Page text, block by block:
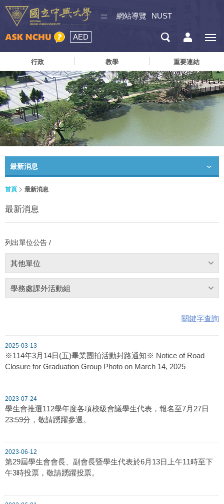
::: 網站導覽 NUST
AED
行政 教學 重要連結
最新消息
首頁 最新消息
最新消息
列出單位公告 /
其他單位
學務處課外活動組
關鍵字查詢
2025-03-13
※114年3月14日(五)畢業團拍活動封路通知※ Notice of Road
Closure for Graduation Group Photo on March 14, 2025
2023-07-24
學生會推選112學年度各項校級會議學生代表，報名至7月27日
23:59分，敬請踴躍參選。
2023-06-12
第29屆學生會會長、副會長暨學生代表於6月13日上午11時至下
午3時投票，敬請踴躍投票。